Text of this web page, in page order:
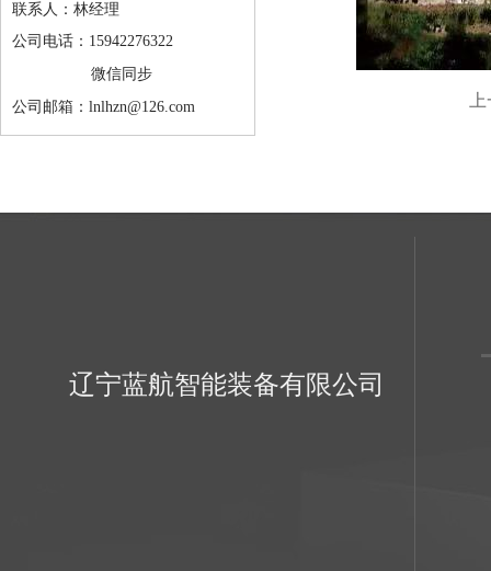
联系人：林经理
公司电话：15942276322
微信同步
公司邮箱：lnlhzn@126.com
辽宁蓝航智能装备有限公司